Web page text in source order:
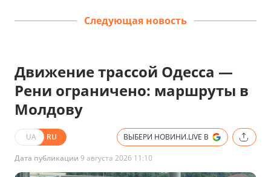
Следующая новость
Движение трассой Одесса —
Рени ограничено: маршруты в
Молдову
UA RU ВЫБЕРИ НОВИНИ.LIVE В
Дата публикации 9 августа 2026 11:10